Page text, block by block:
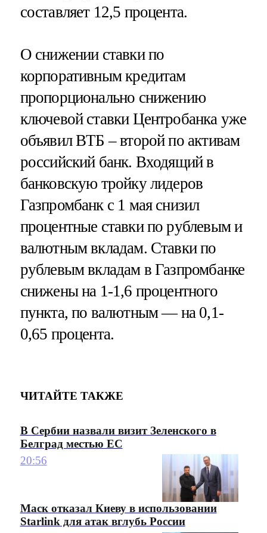
составляет 12,5 процента.
О снижении ставки по
корпоративным кредитам
пропорционально снижению
ключевой ставки Центробанка уже
объявил ВТБ – второй по активам
российский банк. Входящий в
банковскую тройку лидеров
Газпромбанк с 1 мая снизил
процентные ставки по рублевым и
валютным вкладам. Ставки по
рублевым вкладам в Газпромбанке
снижены на 1-1,6 процентного
пункта, по валютным — на 0,1-
0,65 процента.
ЧИТАЙТЕ ТАКЖЕ
В Сербии назвали визит Зеленского в
Белград местью ЕС
20:56
Маск отказал Киеву в использовании
Starlink для атак вглубь России